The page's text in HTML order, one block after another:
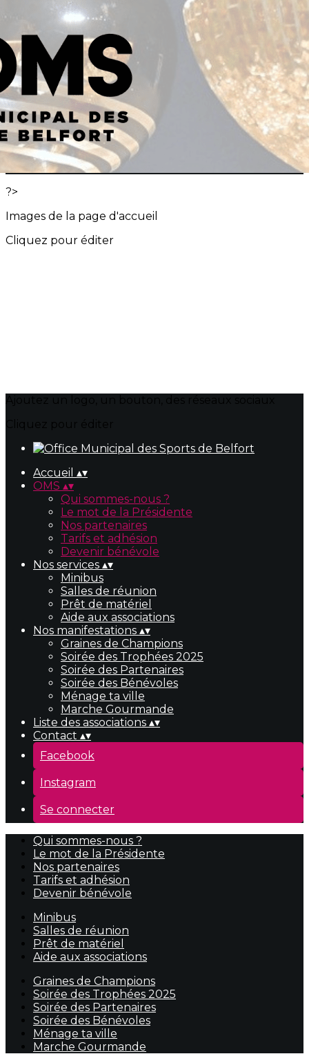
Exporter les lignes sélectionnées
Exporter toutes les colonnes
Exporter uniquement les colonnes affichées
Menu
>
Qui sommes-nous ?
Le mot de la Présidente
Nos partenaires
Tarifs et adhésion
Devenir bénévole
?>
Images de la page d'accueil
Cliquez pour éditer
Accueil ▴▾
OMS ▴▾
Qui sommes-nous ?
Le mot de la Présidente
Nos partenaires
Tarifs et adhésion
Devenir bénévole
Nos services ▴▾
Minibus
Salles de réunion
Prêt de matériel
Aide aux associations
Nos manifestations ▴▾
Graines de Champions
Soirée des Trophées 2025
Soirée des Partenaires
Soirée des Bénévoles
Ménage ta ville
Marche Gourmande
Liste des associations ▴▾
Contact ▴▾
Facebook
Instagram
Se connecter
Qui sommes-nous ?
Le mot de la Présidente
Nos partenaires
Tarifs et adhésion
Devenir bénévole
Minibus
Salles de réunion
Prêt de matériel
Aide aux associations
Graines de Champions
Soirée des Trophées 2025
Soirée des Partenaires
Soirée des Bénévoles
Ménage ta ville
Marche Gourmande